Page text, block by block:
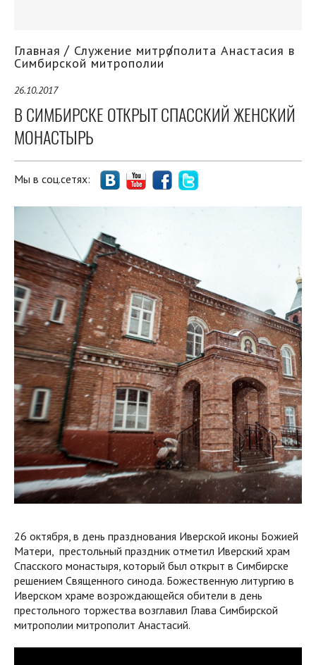
Главная Служение митрополита Анастасия в
Симбирской митрополии
26.10.2017
В СИМБИРСКЕ ОТКРЫТ СПАССКИЙ ЖЕНСКИЙ
МОНАСТЫРЬ
Мы в соц.сетях:
26 октября, в день празднования Иверской иконы Божией
Матери, престольный праздник отметил Иверский храм
Спасского монастыря, который был открыт в Симбирске
решением Священного синода. Божественную литургию в
Иверском храме возрождающейся обители в день
престольного торжества возглавил Глава Симбирской
митрополии митрополит Анастасий.